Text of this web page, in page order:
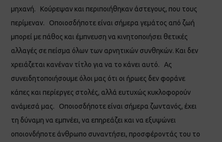
μηχανή. Κούρεψαν και περιποιήθηκαν άστεγους, που τους
περίμεναν. Οποιοσδήποτε είναι σήμερα γεμάτος από ζωή
μπορεί με πάθος και έμπνευση να κινητοποιήσει θετικές
αλλαγές σε πείσμα όλων των αρνητικών συνθηκών. Και δεν
χρειάζεται κανέναν τίτλο για να το κάνει αυτό. Ας
συνειδητοποιήσουμε όλοι μας ότι οι ήρωες δεν φοράνε
κάπες και περίεργες στολές, αλλά ευτυχώς κυκλοφορούν
ανάμεσά μας. Οποιοσδήποτε είναι σήμερα ζωντανός, έχει
τη δύναμη να εμπνέει, να επηρεάζει και να εξυψώνει
οποιονδήποτε άνθρωπο συναντήσει, προσφέροντάς του το